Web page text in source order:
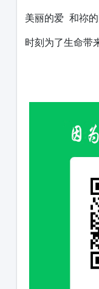
美丽的爱 和祢
时刻为了生命带